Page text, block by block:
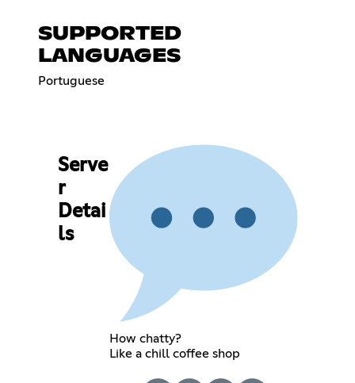
SUPPORTED
LANGUAGES
Portuguese
Serve
r
Detai
ls
How chatty?
Like a chill coffee shop